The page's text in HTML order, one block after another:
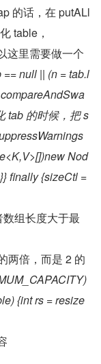
的话，在 putALl
table，
这里需要做一个
== null || (n = tab.l
tab 的时候，把 s
Nod
finally {sizeCtl =
组长度大于最
两倍，而是 2 的
{int rs = resize